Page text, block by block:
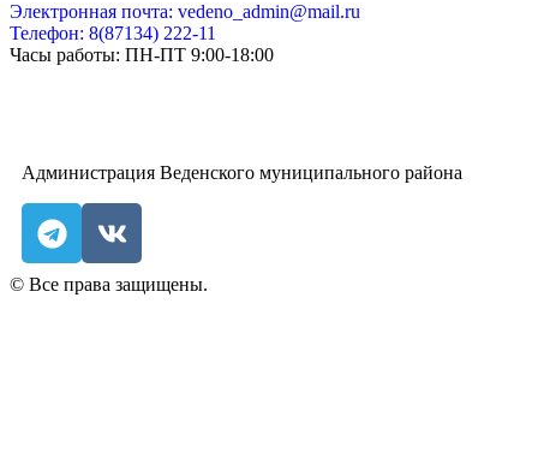
Администрация Веденского муниципального района
Электронная почта: vedeno_admin@mail.ru
Телефон: 8(87134) 222-11
Часы работы: ПН-ПТ 9:00-18:00
© Все права защищены.